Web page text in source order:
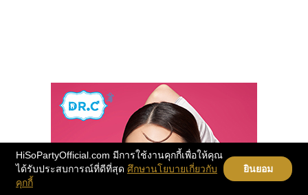
HiSoPartyOfficial.com มีการใช้งานคุกกี้เพื่อให้คุณ
ได้รับประสบการณ์ที่ดีที่สุด ศึกษานโยบายเกี่ยวกับ
คุกกี้
ยินยอม